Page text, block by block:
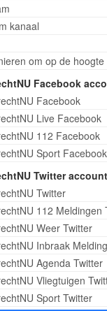
kanaal
om op de hoogte
Facebook
Facebook
Live Facebook
112 Facebook
Sport Facebook
Twitter
Twitter
112 Meldingen
Weer Twitter
Inbraak
Agenda Twitter
Vliegtuigen
Sport Twitter